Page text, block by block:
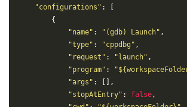
"configurations" :
{
"name" : "(gdb) Launch" ,
"type" : "cppdbg" ,
"request" : "launch" ,
"program" :
"args" :
[],
"stopAtEntry" : false,